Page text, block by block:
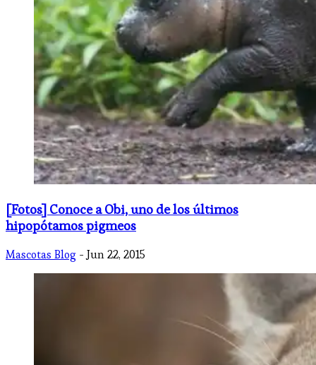
[Fotos] Conoce a Obi, uno de los últimos
hipopótamos pigmeos
Mascotas Blog - Jun 22, 2015